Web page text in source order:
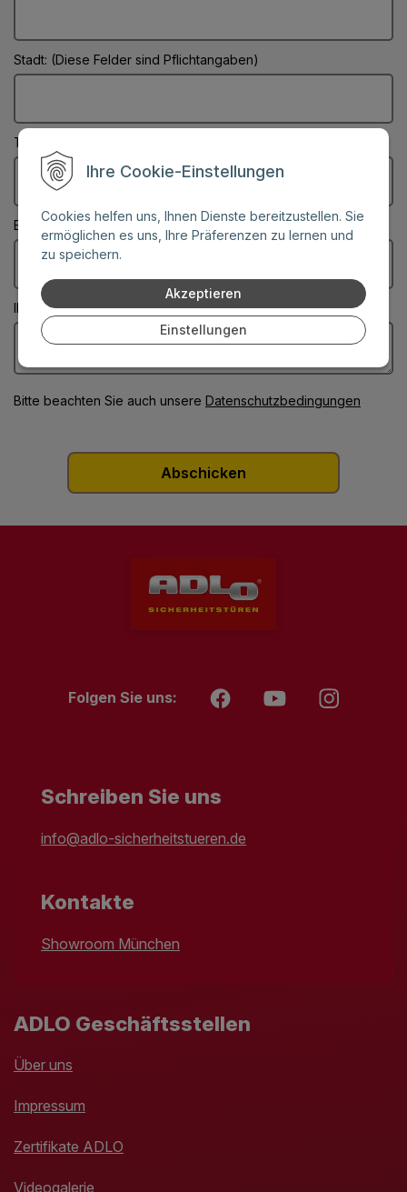
Ihre Cookie-Einstellungen
Cookies helfen uns, Ihnen Dienste bereitzustellen. Sie
ermöglichen es uns, Ihre Präferenzen zu lernen und
zu speichern.
Akzeptieren
Einstellungen
Stadt: (Diese Felder sind Pflichtangaben)
Telefonnummer:
E-Mail: (Diese Felder sind Pflichtangaben)
Ihre Nachricht: (Diese Felder sind Pflichtangaben)
Bitte beachten Sie auch unsere Datenschutzbedingungen
Folgen Sie uns:
Schreiben Sie uns
info@adlo-sicherheitstueren.de
Kontakte
Showroom München
ADLO Geschäftsstellen
Über uns
Impressum
Zertifikate ADLO
Videogalerie